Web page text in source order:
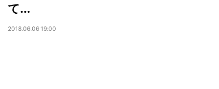
て...
2018.06.06 19:00